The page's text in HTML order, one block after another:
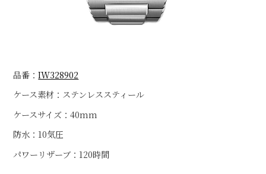
品番：IW328902
ケース素材：ステンレススティール
ケースサイズ：40mm
防水：10気圧
パワーリザーブ：120時間